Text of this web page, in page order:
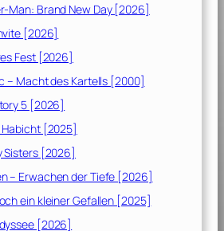
Man: Brand New Day [2026]
[2026]
Fest [2026]
– Macht des Kartells [2000]
5 [2026]
Habicht [2025]
Sisters [2026]
– Erwachen der Tiefe [2026]
ein kleiner Gefallen [2025]
[2026]